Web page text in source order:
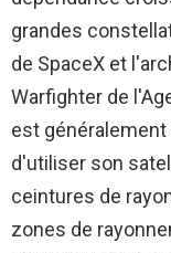
grandes
de SpaceX et
Warfighter de
est
d'utiliser son
ceintures de
zones de